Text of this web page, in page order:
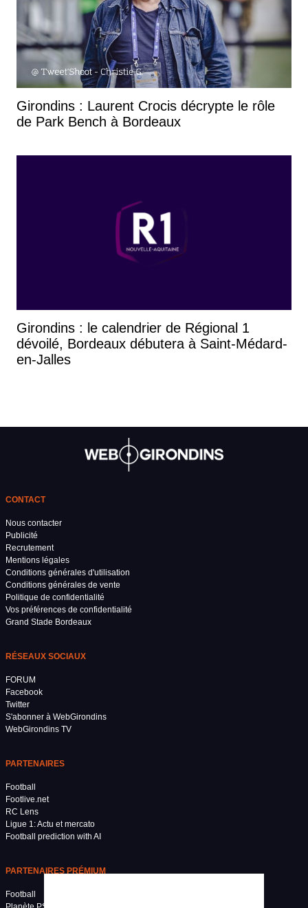
Girondins : Laurent Crocis décrypte le rôle
de Park Bench à Bordeaux
Girondins : le calendrier de Régional 1
dévoilé, Bordeaux débutera à Saint-Médard-
en-Jalles
CONTACT
Nous contacter
Publicité
Recrutement
Mentions légales
Conditions générales d'utilisation
Conditions générales de vente
Politique de confidentialité
Vos préférences de confidentialité
Grand Stade Bordeaux
RÉSEAUX SOCIAUX
FORUM
Facebook
Twitter
S'abonner à WebGirondins
WebGirondins TV
PARTENAIRES
Football
Footlive.net
RC Lens
Ligue 1: Actu et mercato
Football prediction with AI
PARTENAIRES PRÉMIUM
Football